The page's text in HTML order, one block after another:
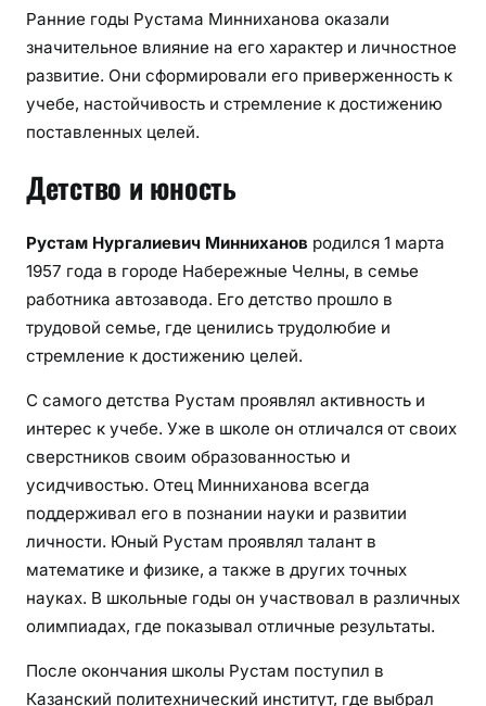
Ранние годы Рустама Минниханова оказали
значительное влияние на его характер и личностное
развитие. Они сформировали его приверженность к
учебе, настойчивость и стремление к достижению
поставленных целей.
Детство и юность
Рустам Нургалиевич Минниханов родился 1 марта
1957 года в городе Набережные Челны, в семье
работника автозавода. Его детство прошло в
трудовой семье, где ценились трудолюбие и
стремление к достижению целей.
С самого детства Рустам проявлял активность и
интерес к учебе. Уже в школе он отличался от своих
сверстников своим образованностью и
усидчивостью. Отец Минниханова всегда
поддерживал его в познании науки и развитии
личности. Юный Рустам проявлял талант в
математике и физике, а также в других точных
науках. В школьные годы он участвовал в различных
олимпиадах, где показывал отличные результаты.
После окончания школы Рустам поступил в
Казанский политехнический институт, где выбрал